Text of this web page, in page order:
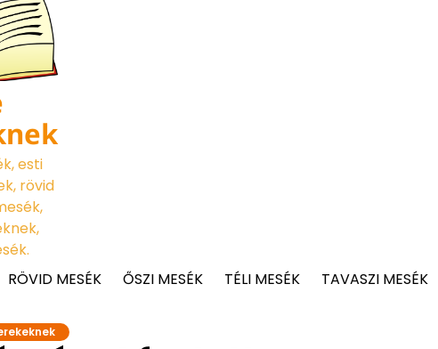
esti
rövid
RÖVID MESÉK ŐSZI MESÉK TÉLI MESÉK TAVASZI MESÉK